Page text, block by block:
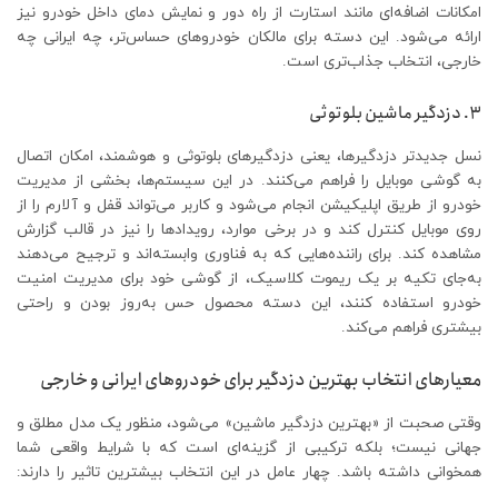
امکانات اضافه‌ای مانند استارت از راه دور و نمایش دمای داخل خودرو نیز
ارائه می‌شود. این دسته برای مالکان خودروهای حساس‌تر، چه ایرانی چه
خارجی، انتخاب جذاب‌تری است.
3. دزدگیر ماشین بلوتوثی
نسل جدیدتر دزدگیرها، یعنی دزدگیرهای بلوتوثی و هوشمند، امکان اتصال
به گوشی موبایل را فراهم می‌کنند. در این سیستم‌ها، بخشی از مدیریت
خودرو از طریق اپلیکیشن انجام می‌شود و کاربر می‌تواند قفل و آلارم را از
روی موبایل کنترل کند و در برخی موارد، رویدادها را نیز در قالب گزارش
مشاهده کند. برای راننده‌هایی که به فناوری وابسته‌اند و ترجیح می‌دهند
به‌جای تکیه بر یک ریموت کلاسیک، از گوشی خود برای مدیریت امنیت
خودرو استفاده کنند، این دسته محصول حس به‌روز بودن و راحتی
بیشتری فراهم می‌کند.
معیارهای انتخاب بهترین دزدگیر برای خودروهای ایرانی و خارجی
وقتی صحبت از «بهترین دزدگیر ماشین» می‌شود، منظور یک مدل مطلق و
جهانی نیست؛ بلکه ترکیبی از گزینه‌ای است که با شرایط واقعی شما
همخوانی داشته باشد. چهار عامل در این انتخاب بیشترین تاثیر را دارند: